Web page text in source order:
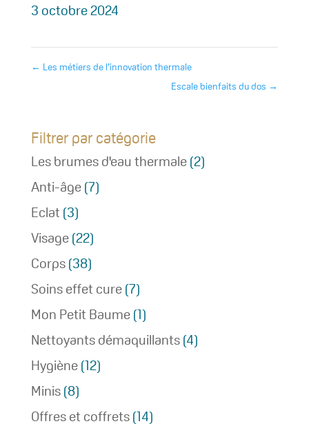
3 octobre 2024
← Les métiers de l’innovation thermale
Escale bienfaits du dos →
Filtrer par catégorie
Les brumes d'eau thermale (2)
Anti-âge (7)
Eclat (3)
Visage (22)
Corps (38)
Soins effet cure (7)
Mon Petit Baume (1)
Nettoyants démaquillants (4)
Hygiène (12)
Minis (8)
Offres et coffrets (14)